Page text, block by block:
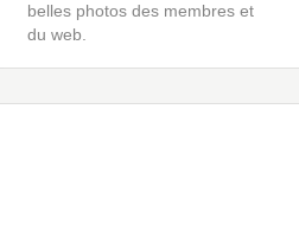
belles photos des membres et
du web.